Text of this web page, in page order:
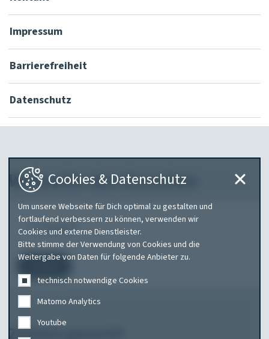
Impressum
Barrierefreiheit
Datenschutz
Webseite durchsuchen
Was
suchen
Sie?
Zuletzt gesucht
Cookies & Datenschutz
Um unsere Webseite für Dich optimal zu gestalten und
fortlaufend verbessern zu können, verwenden wir
Cookies und externe Dienstleister.
Bitte stimme der Verwendung von Cookies und die
Weitergabe von Daten für folgende Anbieter zu.
technisch notwendige Cookies
Matomo Analytics
Youtube